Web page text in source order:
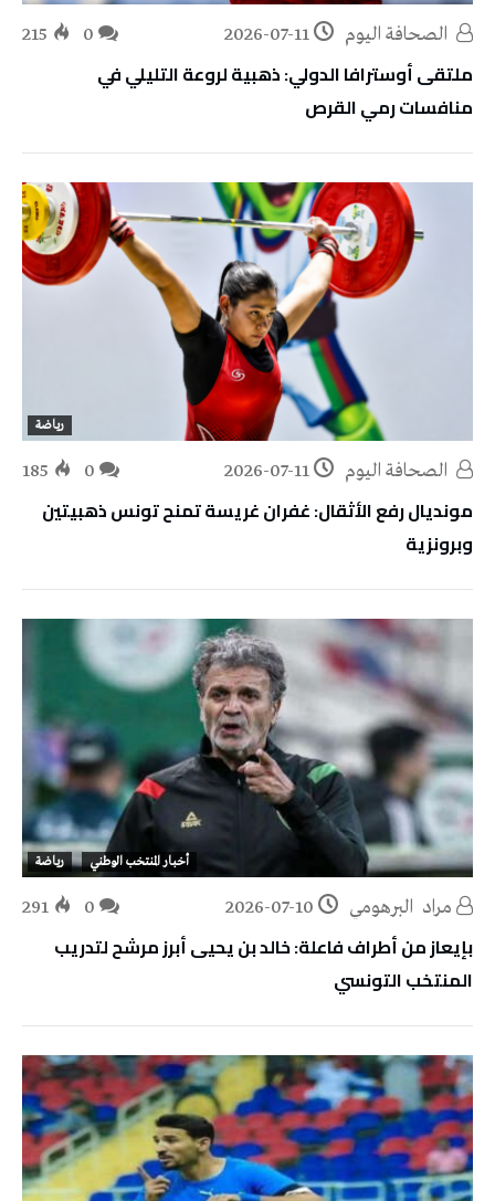
2026-07-11
215
ملتقى أوسترافا الدولي: ذهبية لروعة التليلي في
منافسات رمي القرص
رياضة
2026-07-11
185
مونديال رفع الأثقال: غفران غريسة تمنح تونس ذهبيتين
وبرونزية
أخبار المنتخب الوطني رياضة
مراد‭ ‬ البرهومي 2026-07-10
291
بإيعاز من أطراف فاعلة: خالد بن يحيى أبرز مرشح لتدريب
المنتخب التونسي